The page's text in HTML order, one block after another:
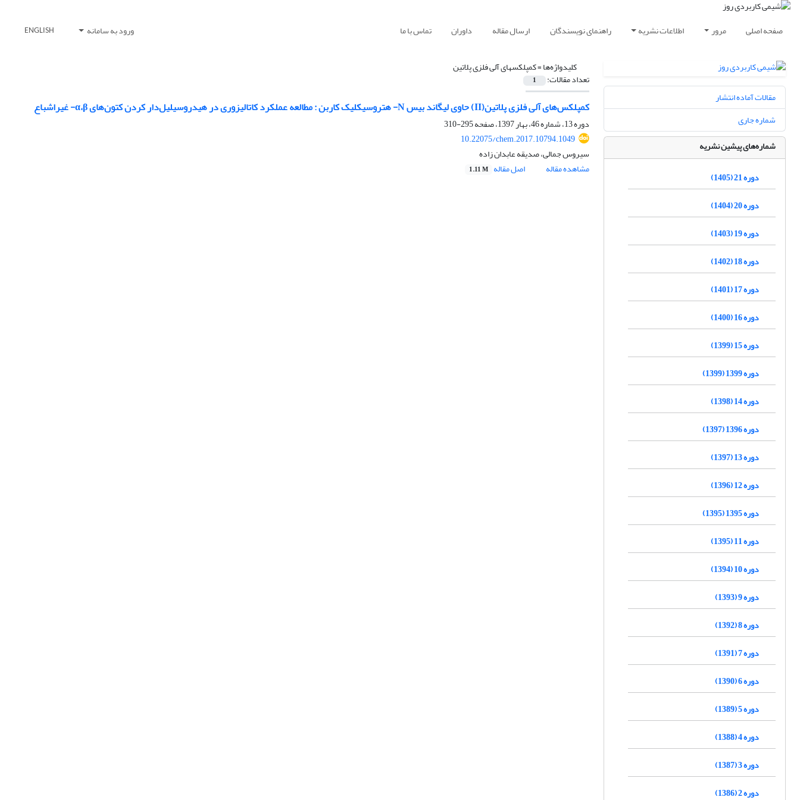
صفحه اصلی مرور اطلاعات نشریه راهنمای نویسندگان ارسال مقاله داوران تماس با ما ورود به سامانه ENGLISH
کلیدواژه‌ها =کمپلکسهای آلی فلزی پلاتین
تعداد مقالات: 1
کمپلکس‌های آلی فلزی پلاتین(II) حاوی لیگاند بیس N- هتروسیکلیک کاربن : مطالعه‌‌ عملکرد کاتالیزوری در هیدروسیلیل‌دار کردن کتون‌های α،β- غیر‌اشباع
دوره 13، شماره 46، بهار 1397، صفحه
295-310
10.22075/chem.2017.10794.1049
سیروس جمالی، صدیقه عابدان زاده
مشاهده مقاله
اصل مقاله 1.11 M
مقالات آماده انتشار
شماره جاری
شماره‌های پیشین نشریه
دوره 21 (1405)
دوره 20 (1404)
دوره 19 (1403)
دوره 18 (1402)
دوره 17 (1401)
دوره 16 (1400)
دوره 15 (1399)
دوره 1399 (1399)
دوره 14 (1398)
دوره 1396 (1397)
دوره 13 (1397)
دوره 12 (1396)
دوره 1395 (1395)
دوره 11 (1395)
دوره 10 (1394)
دوره 9 (1393)
دوره 8 (1392)
دوره 7 (1391)
دوره 6 (1390)
دوره 5 (1389)
دوره 4 (1388)
دوره 3 (1387)
دوره 2 (1386)